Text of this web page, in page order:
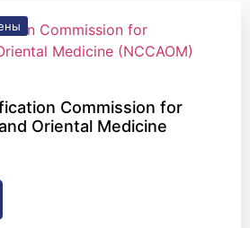
Commission for
Oriental Medicine